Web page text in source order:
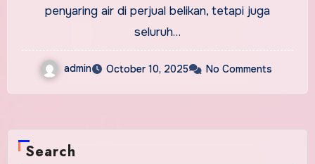
penyaring air di perjual belikan, tetapi juga
seluruh…
admin October 10, 2025 No Comments
Search